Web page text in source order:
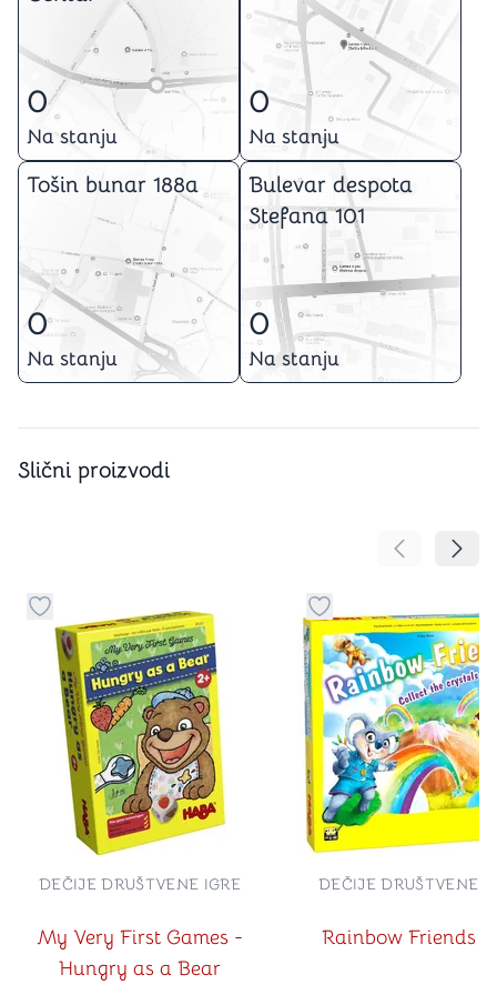
0
Na stanju
0
Na stanju
Tošin bunar 188a
0
Na stanju
Bulevar despota
Stefana 101
0
Na stanju
Slični proizvodi
Pomeranje
Dugme za dodavanje stvari u kategoriju omiljeno
My Very First Games -
Hungry as a Bear
DEČIJE DRUŠTVENE IGRE
Dugme za dodavanje
Rainbow Friends
DEČIJE DRUŠTVENE